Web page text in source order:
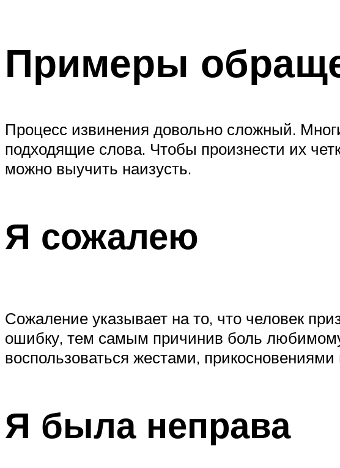
Примеры
Процесс извинения довольно сложный.
подходящие слова. Чтобы произнести их
можно выучить наизусть.
Я сожалею
Сожаление указывает на то, что человек
ошибку, тем самым причинив боль
воспользоваться жестами,
Я была неправа